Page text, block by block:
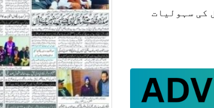
کی سہولیات